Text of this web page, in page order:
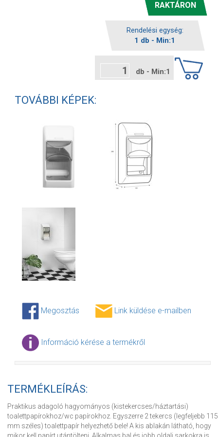
RAKTÁRON
Rendelési egység:
1 db - Min:1
db - Min:1
TOVÁBBI KÉPEK:
Megosztás Link küldése e-mailben
Információ kérése a termékről
TERMÉKLEÍRÁS:
Praktikus adagoló hagyományos (kistekercses/háztartási)
toalettpapírokhoz/wc papírokhoz. Egyszerre 2 tekercs (legfeljebb 115
mm széles) toalettpapír helyezhető bele! A kis ablakán látható, hogy